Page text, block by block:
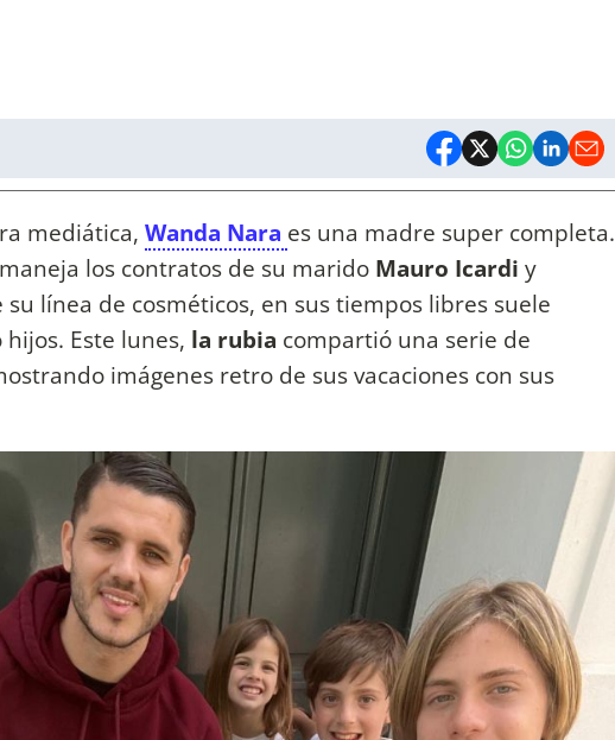
mediática, Wanda Nara es una madre super completa.
los contratos de su marido Mauro Icardi y
línea de cosméticos, en sus tiempos libres suele
Este lunes, la rubia compartió una serie de
imágenes retro de sus vacaciones con sus